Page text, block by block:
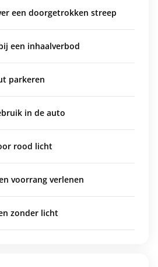
een doorgetrokken streep
een inhaalverbod
parkeren
in de auto
rood licht
voorrang verlenen
zonder licht